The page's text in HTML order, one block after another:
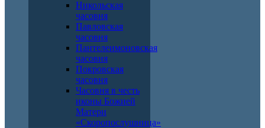
Никольская
часовня
Павловская
часовня
Пантелеимоновская
часовня
Покровская
часовня
Часовня в честь
иконы Божией
Матери
«Скоропослушница»